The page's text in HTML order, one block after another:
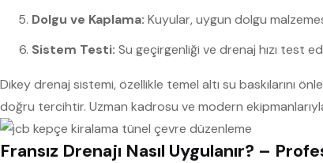
Dolgu ve Kaplama: Kuyular, uygun dolgu
Sistem Testi: Su geçirgenliği ve drenaj hızı test
Dikey drenaj sistemi, özellikle temel altı su baskılarını
doğru tercihtir. Uzman kadrosu ve modern
Fransız Drenajı Nasıl Uygulanır? –